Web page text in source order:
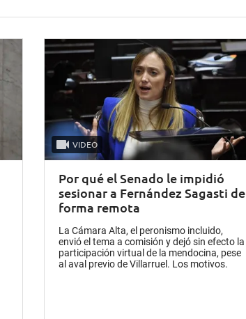
VIDEO
Por qué el Senado le impidió
sesionar a Fernández Sagasti de
forma remota
La Cámara Alta, el peronismo incluido,
envió el tema a comisión y dejó sin efecto la
participación virtual de la mendocina, pese
al aval previo de Villarruel. Los motivos.